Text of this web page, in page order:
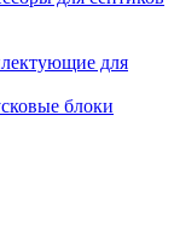
для
блоки